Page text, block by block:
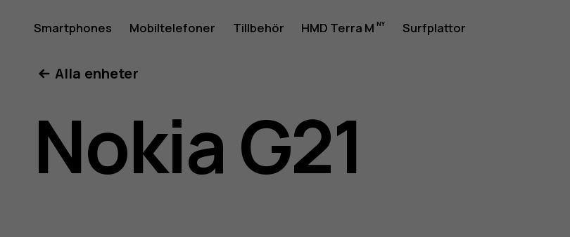
Användarhandbok
för
Nokia
Smartphones Mobiltelefoner Tillbehör HMD Terra M Surfplattor
Alla enheter
Nokia G21